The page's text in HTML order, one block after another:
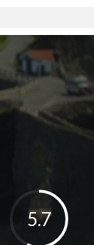
5.7